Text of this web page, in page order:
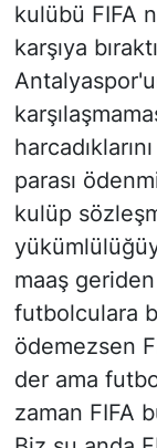
kulübü FIFA
karşıya
parası
kulüp
maaş
futbolculara
ödemezsen
der ama
zaman FIFA